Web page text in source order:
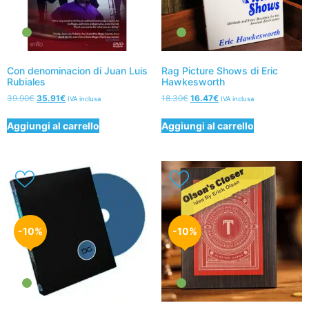
Con denominacion di Juan Luis
Rubiales
39.90€ 35.91€ IVA inclusa
Aggiungi al carrello
Rag Picture Shows di Eric
Hawkesworth
18.30€ 16.47€ IVA inclusa
Aggiungi al carrello
-10% -10%